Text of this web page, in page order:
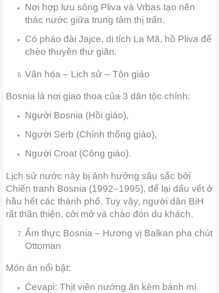
Nơi hợp lưu sông Pliva và Vrbas tạo nên
thác nước giữa trung tâm thị trấn.
Có pháo đài Jajce, di tích La Mã, hồ Pliva để
chèo thuyền thư giãn.
Văn hóa – Lịch sử – Tôn giáo
Bosnia là nơi giao thoa của 3 dân tộc chính:
Người Bosnia (Hồi giáo),
Người Serb (Chính thống giáo),
Người Croat (Công giáo).
Lịch sử nước này bị ảnh hưởng sâu sắc bởi
Chiến tranh Bosnia (1992–1995), để lại dấu vết ở
hầu hết các thành phố. Tuy vậy, người dân BiH
rất thân thiện, cởi mở và chào đón du khách.
Ẩm thực Bosnia – Hương vị Balkan pha chút
Ottoman
Món ăn nổi bật:
Ćevapi: Thịt viên nướng ăn kèm bánh mì